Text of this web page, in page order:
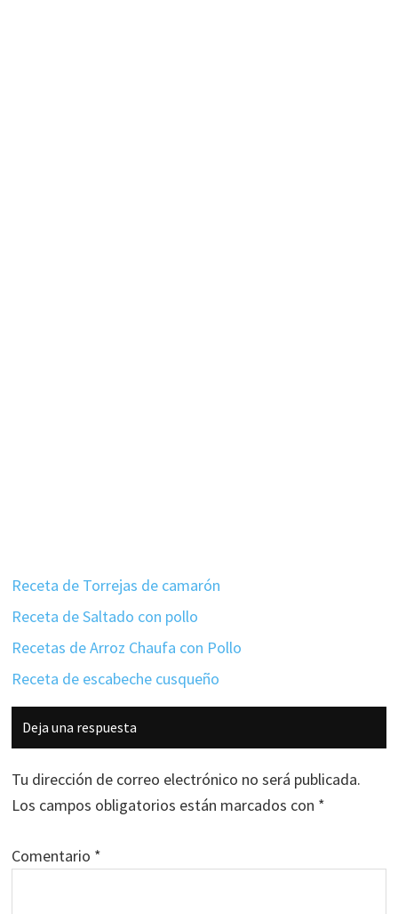
Receta de Torrejas de camarón
Receta de Saltado con pollo
Recetas de Arroz Chaufa con Pollo
Receta de escabeche cusqueño
Interacciones
con
los
lectores
Deja una respuesta
Tu dirección de correo electrónico no será publicada.
Los campos obligatorios están marcados con *
Comentario *